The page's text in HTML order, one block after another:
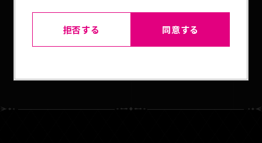
拒否する 同意する